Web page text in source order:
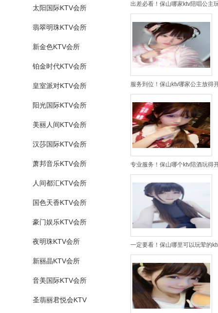
太阳国际KTV会所
翡翠明珠KTV会所
新金色KTV会所
铂金时代KTV会所
皇室派对KTV会所
阳光国际KTV会所
美丽人间KTV会所
汉莎国际KTV会所
萧邦音乐KTV会所
人间都汇KTV会所
国色天香KTV会所
豪门娱乐KTV会所
夜明珠KTV会所
新丽晶KTV会所
音美国际KTV会所
圣翡丽君悦会KTV
出差必看！保山哪家ktv陪唱公主
服务到位！保山ktv哪家公主放得
专业服务！保山哪个ktv陪酒玩得
一定要看！保山哪里可以玩荤的